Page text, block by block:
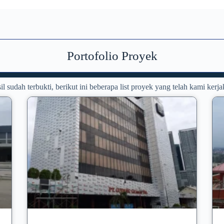
Portofolio Proyek
sudah terbukti, berikut ini beberapa list proyek yang telah kami